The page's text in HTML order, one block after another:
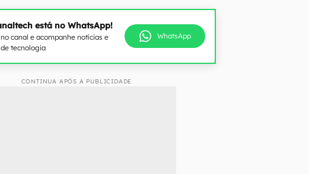
está no WhatsApp!
no canal e acompanhe notícias e
tecnologia
WhatsApp
CONTINUA APÓS A PUBLICIDADE